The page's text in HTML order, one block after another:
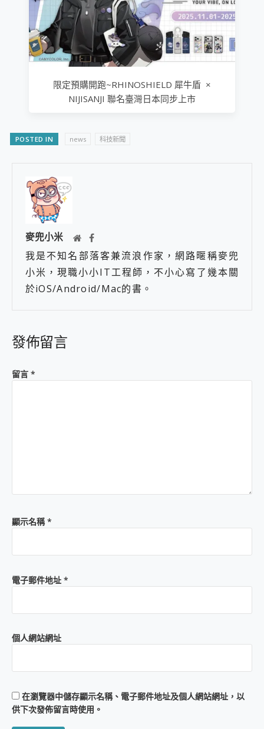
限定預購開跑~RHINOSHIELD 犀牛盾 ×
NIJISANJI 聯名臺灣日本同步上市
POSTED IN news 科技新聞
麥兜小米
我是不知名部落客兼流浪作家，網路暱稱麥兜
小米，現職小小IT工程師，不小心寫了幾本關
於iOS/Android/Mac的書。
發佈留言
留言 *
顯示名稱*
電子郵件地址 *
個人網站網址
在瀏覽器中儲存顯示名稱、電子郵件地址及個人網站網址，以
供下次發佈留言時使用。